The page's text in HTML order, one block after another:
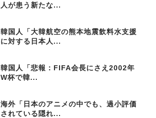
人が患う新たな...
韓国人「大韓航空の熊本地震飲料水支援
に対する日本人...
韓国人「悲報：FIFA会長にさえ2002年
W杯で韓...
海外「日本のアニメの中でも、過小評価
されている隠れ...